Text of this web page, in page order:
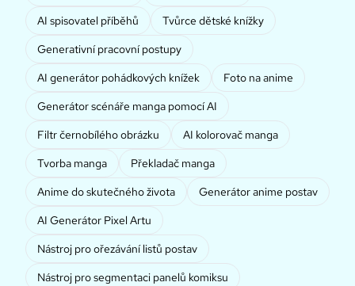
AI spisovatel příběhů
Tvůrce dětské knížky
Generativní pracovní postupy
AI generátor pohádkových knížek
Foto na anime
Generátor scénáře manga pomocí AI
Filtr černobílého obrázku
AI kolorovač manga
Tvorba manga
Překladač manga
Anime do skutečného života
Generátor anime postav
AI Generátor Pixel Artu
Nástroj pro ořezávání listů postav
Nástroj pro segmentaci panelů komiksu